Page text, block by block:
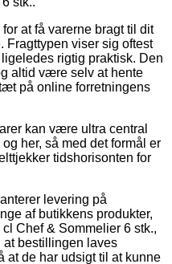
at få varerne bragt til dit
Fragttypen viser sig oftest
rigtig praktisk. Den
altid være selv at hente
på online forretningens
kan være ultra central
her, så med det formål er
tidshorisonten for
levering på
af butikkens produkter,
Chef & Sommelier 6 stk.,
at bestillingen laves
at de har udsigt til at kunne